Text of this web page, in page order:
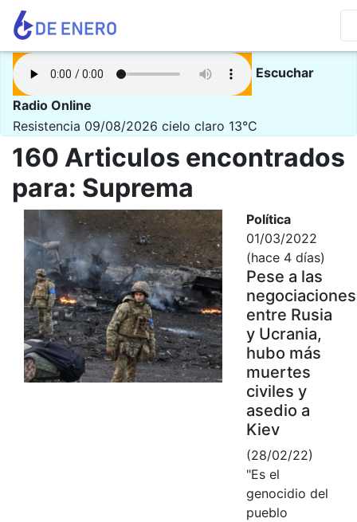
Escuchar
Radio Online
Resistencia 09/08/2026 cielo claro 13°C
160 Articulos encontrados
para: Suprema
Política
01/03/2022
(hace 4 días)
Pese a las
negociaciones
entre Rusia
y Ucrania,
hubo más
muertes
civiles y
asedio a
Kiev
(28/02/22)
"Es el
genocidio del
pueblo